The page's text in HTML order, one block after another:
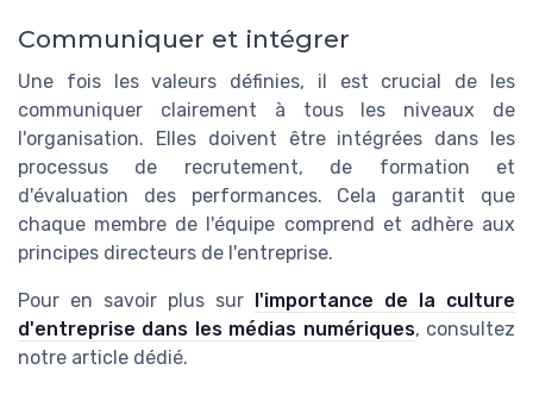
Communiquer et intégrer
Une fois les valeurs définies, il est crucial de les
communiquer clairement à tous les niveaux de
l'organisation. Elles doivent être intégrées dans les
processus de recrutement, de formation et
d'évaluation des performances. Cela garantit que
chaque membre de l'équipe comprend et adhère aux
principes directeurs de l'entreprise.
Pour en savoir plus sur
l'importance de la culture
d'entreprise dans les médias numériques, consultez
notre article dédié.